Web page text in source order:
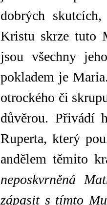
dobrých
Kristu skrze tuto
jsou všechny
pokladem je
otrockého či
důvěrou. Přivádí
Ruperta, který
andělem těmito
neposkvrněná
zápasit s tímto